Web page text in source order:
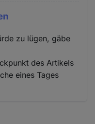
zu lügen, gäbe
des Artikels
eines Tages